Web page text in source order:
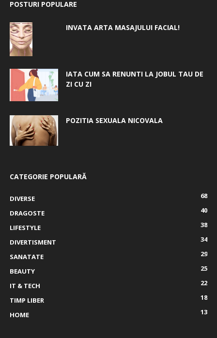
POSTURI POPULARE
INVATA ARTA MASAJULUI FACIAL!
IATA CUM SA RENUNTI LA JOBUL TAU DE
ZI CU ZI
POZITIA SEXUALA NICOVALA
CATEGORIE POPULARĂ
DIVERSE
68
DRAGOSTE
40
LIFESTYLE
38
DIVERTISMENT
34
SANATATE
29
BEAUTY
25
IT & TECH
22
TIMP LIBER
18
HOME
13